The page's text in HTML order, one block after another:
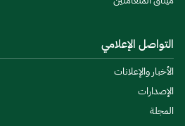
التواصل الإعلامي
الأخبار والإعلانات
الإصدارات
المجلة